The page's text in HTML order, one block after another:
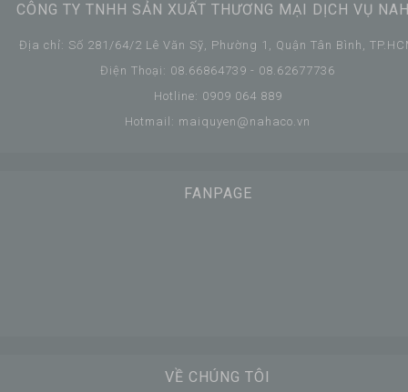
CÔNG TY TNHH SẢN XUẤT THƯƠNG MẠI DỊCH VỤ
Địa chỉ: Số 281/64/2 Lê Văn Sỹ, Phường 1, Quận Tân Bình,
Điện Thoại: 08.66864739 - 08.62677736
Hotline: 0909 064 889
Hotmail: maiquyen@nahaco.vn
FANPAGE
VỀ CHÚNG TÔI